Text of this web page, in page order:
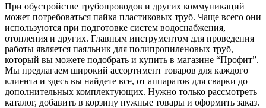
При обустройстве трубопроводов и других коммуникаций
может потребоваться пайка пластиковых труб. Чаще всего они
используются при подготовке систем водоснабжения,
отопления и других. Главным инструментом для проведения
работы является паяльник для полипропиленовых труб,
который вы можете подобрать и купить в магазине “Профит”.
Мы предлагаем широкий ассортимент товаров для каждого
клиента и здесь вы найдете все, от аппаратов для сварки до
дополнительных комплектующих. Нужно только рассмотреть
каталог, добавить в корзину нужные товары и оформить заказ.